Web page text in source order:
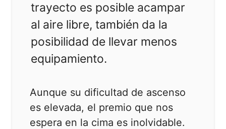
trayecto es posible acampar
al aire libre, también da la
posibilidad de llevar menos
equipamiento.
Aunque su dificultad de ascenso
es elevada, el premio que nos
espera en la cima es inolvidable.